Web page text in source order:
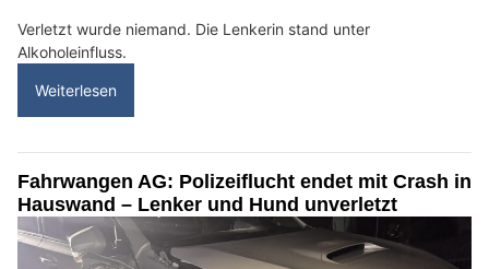
Verletzt wurde niemand. Die Lenkerin stand unter
Alkoholeinfluss.
Weiterlesen
Fahrwangen AG: Polizeiflucht endet mit Crash in
Hauswand – Lenker und Hund unverletzt